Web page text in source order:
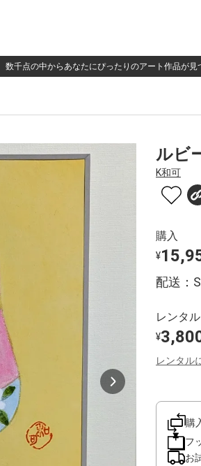
数千点の中からあなたにぴったりのアート作品が見
ルビ
K和可
購入
¥
配送：
レンタル
¥
レンタル
購
フ
お